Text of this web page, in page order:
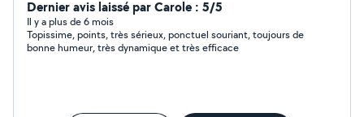
carrelage, isolation, placo, peinture...) - Je propose
également des services de nettoyage et entretien
toitures > voir photo...
Dernier avis laissé par Carole : 5/5
Il y a plus de 6 mois
Topissime, points, très sérieux, ponctuel souriant, toujours de
bonne humeur, très dynamique et très efficace